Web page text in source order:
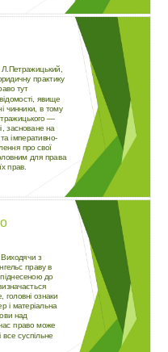
практику
тут
явище
чинники, в тому
—
засноване на
імперативно-
про свої
для права
прав.
з
праву в
піднесеною до
ознаки
і матеріальна
над
право може
все суспільне